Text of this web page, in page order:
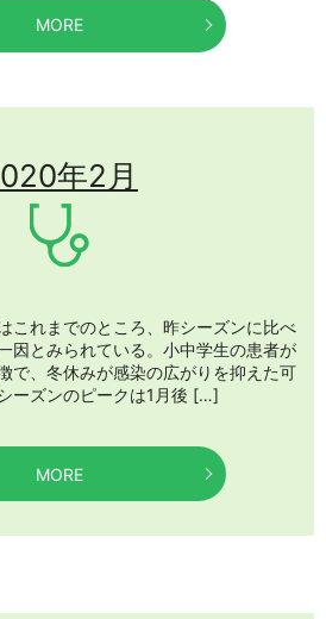
MORE
年2月
これまでのところ、昨シーズンに比べ
因とみられている。小中学生の患者が
で、冬休みが感染の広がりを抑えた可
ーズンのピークは1月後 […]
MORE